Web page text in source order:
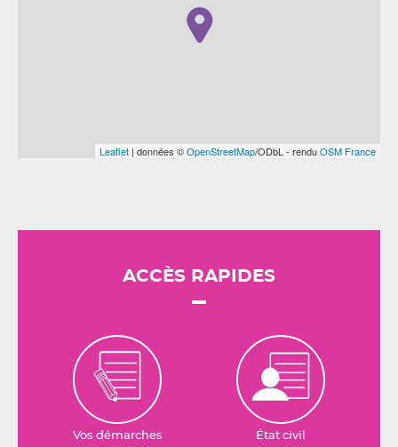
Leaflet | données ©OpenStreetMap/ODbL - renduOSM France
ACCÈS RAPIDES
Vos démarches État civil